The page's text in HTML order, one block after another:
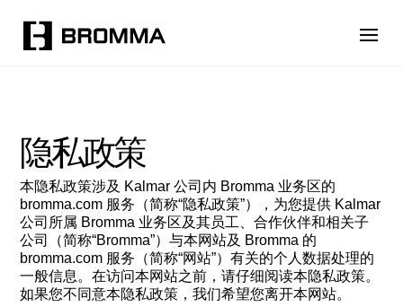
隐私政策
本隐私政策涉及 Kalmar 公司内 Bromma 业务区的
bromma.com 服务（简称“隐私政策”），为您提供 Kalmar
公司所属 Bromma 业务区及其员工、合作伙伴和相关子
公司（简称“Bromma”）与本网站及 Bromma 的
bromma.com 服务（简称“网站”）有关的个人数据处理的
一般信息。在访问本网站之前，请仔细阅读本隐私政策。
如果您不同意本隐私政策，我们希望您离开本网站。